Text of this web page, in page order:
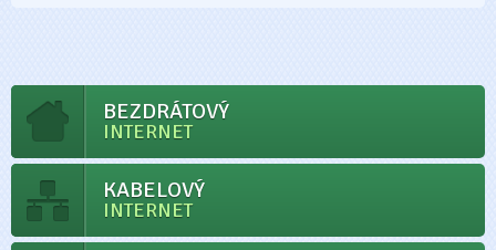
BEZDRÁTOVÝ
INTERNET
KABELOVÝ
INTERNET